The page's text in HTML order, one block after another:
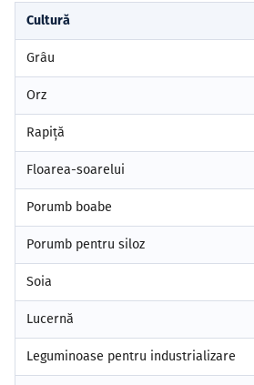
Cultură
Grâu
Orz
Rapiță
Floarea-soarelui
Porumb boabe
Porumb pentru siloz
Soia
Lucernă
Leguminoase pentru industrializare